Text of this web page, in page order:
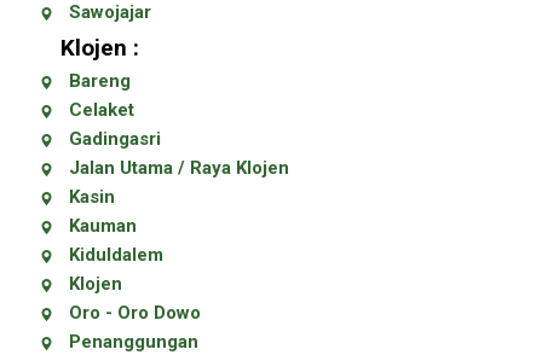
Sawojajar
Klojen :
Bareng
Celaket
Gadingasri
Jalan Utama / Raya Klojen
Kasin
Kauman
Kiduldalem
Klojen
Oro - Oro Dowo
Penanggungan